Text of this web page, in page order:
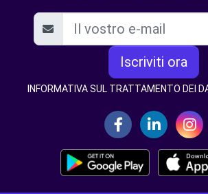
Iscriviti ora
INFORMATIVA SUL TRATTAMENTO DEI